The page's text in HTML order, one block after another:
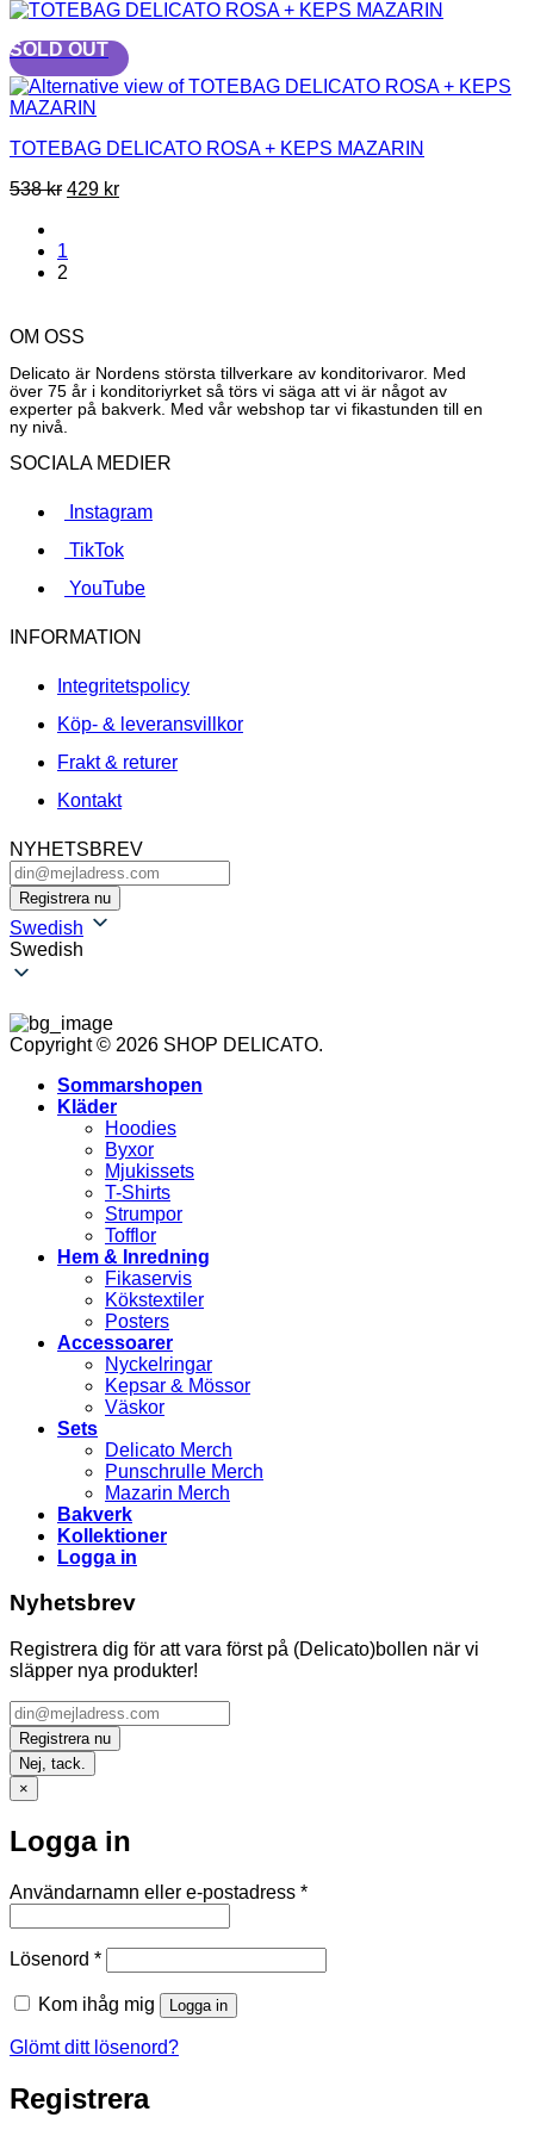
ursprungliga
var:
538 kr.
nuvarande
är:
429 kr.
SOLD OUT
TOTEBAG DELICATO ROSA + KEPS MAZARIN
538kr Det
var:
538 kr.
429 krDet
1
2
OM OSS
Delicato är Nordens största tillverkare av konditorivaror. Med
över 75 år i konditoriyrket så törs vi säga att vi är något av
experter på bakverk. Med vår webshop tar vi fikastunden till en
ny nivå.
SOCIALA MEDIER
Instagram
TikTok
YouTube
INFORMATION
Integritetspolicy
Köp- & leveransvillkor
Frakt & returer
Kontakt
NYHETSBREV
Swedish
Swedish
Copyright © 2026 SHOP DELICATO.
Sommarshopen
Kläder
Hoodies
Byxor
Mjukissets
T-Shirts
Strumpor
Tofflor
Hem & Inredning
Fikaservis
Kökstextiler
Posters
Accessoarer
Nyckelringar
Kepsar & Mössor
Väskor
Sets
Delicato Merch
Punschrulle Merch
Mazarin Merch
Bakverk
Kollektioner
Logga in
Nyhetsbrev
Registrera dig för att vara först på (Delicato)bollen när vi
släpper nya produkter!
Nej, tack.
×
Logga in
Användarnamn eller e-postadress *Obligatoriskt
Lösenord *Obligatoriskt
Kom ihåg mig Logga in
Glömt ditt lösenord?
Registrera